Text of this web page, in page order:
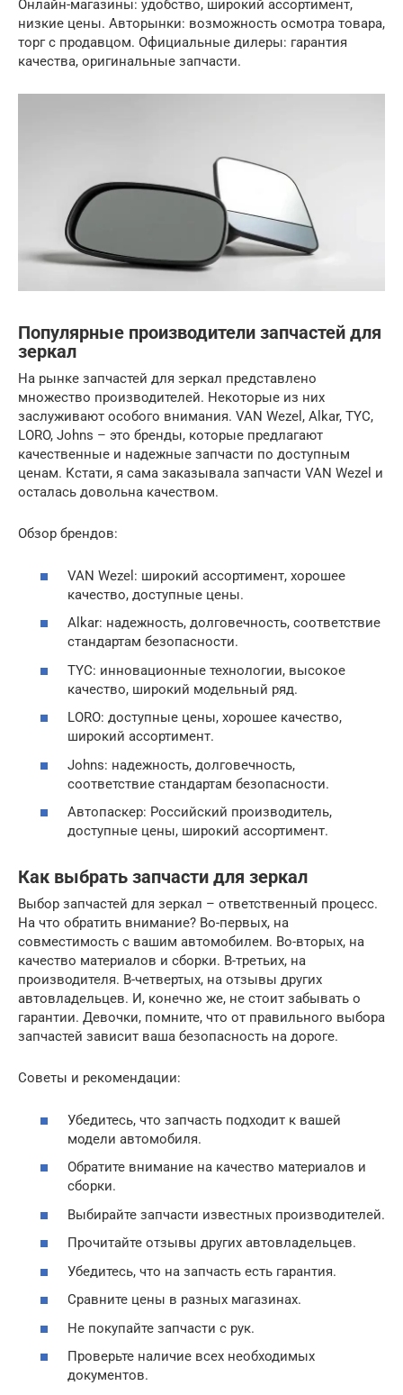
Онлайн-магазины: удобство, широкий ассортимент,
низкие цены. Авторынки: возможность осмотра товара,
торг с продавцом. Официальные дилеры: гарантия
качества, оригинальные запчасти.
Популярные производители запчастей для
зеркал
На рынке запчастей для зеркал представлено
множество производителей. Некоторые из них
заслуживают особого внимания. VAN Wezel, Alkar, TYC,
LORO, Johns – это бренды, которые предлагают
качественные и надежные запчасти по доступным
ценам. Кстати, я сама заказывала запчасти VAN Wezel и
осталась довольна качеством.
Обзор брендов:
VAN Wezel: широкий ассортимент, хорошее
качество, доступные цены.
Alkar: надежность, долговечность, соответствие
стандартам безопасности.
TYC: инновационные технологии, высокое
качество, широкий модельный ряд.
LORO: доступные цены, хорошее качество,
широкий ассортимент.
Johns: надежность, долговечность,
соответствие стандартам безопасности.
Автопаскер: Российский производитель,
доступные цены, широкий ассортимент.
Как выбрать запчасти для зеркал
Выбор запчастей для зеркал – ответственный процесс.
На что обратить внимание? Во-первых, на
совместимость с вашим автомобилем. Во-вторых, на
качество материалов и сборки. В-третьих, на
производителя. В-четвертых, на отзывы других
автовладельцев. И, конечно же, не стоит забывать о
гарантии. Девочки, помните, что от правильного выбора
запчастей зависит ваша безопасность на дороге.
Советы и рекомендации:
Убедитесь, что запчасть подходит к вашей
модели автомобиля.
Обратите внимание на качество материалов и
сборки.
Выбирайте запчасти известных производителей.
Прочитайте отзывы других автовладельцев.
Убедитесь, что на запчасть есть гарантия.
Сравните цены в разных магазинах.
Не покупайте запчасти с рук.
Проверьте наличие всех необходимых
документов.